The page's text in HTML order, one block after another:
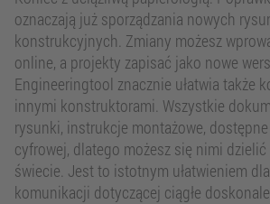
oznaczają już sporządzania nowych
konstrukcyjnych. Zmiany możesz
online, a projekty zapisać jako nowe
Engineeringtool znacznie ułatwia także
innymi konstruktorami. Wszystkie
rysunki, instrukcje montażowe,
cyfrowej, dlatego możesz się nimi dzielić
świecie. Jest to istotnym ułatwieniem
komunikacji dotyczącej ciągłe